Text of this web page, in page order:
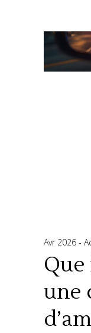
Avr 2026
une